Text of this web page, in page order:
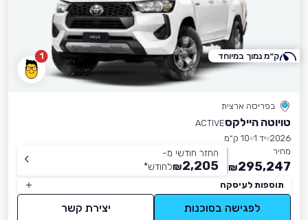
1
בפריסה ארצית
טויוטה היילקסACTIVE
2026 יד 1
10 ק״מ
מחיר
295,247
₪
החזר חודשי מ-
2,205
₪לחודש*
תוספות לעיסקה
לפגישה בסוכנות יצירת קשר
ק״מ נמוך במיוחד